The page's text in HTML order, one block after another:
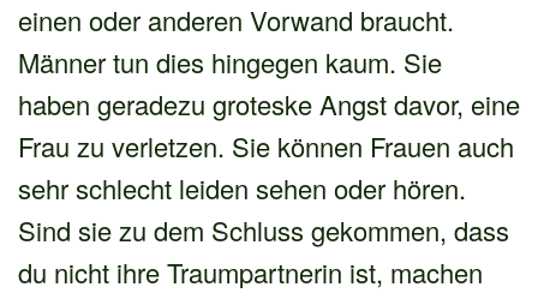
einen oder anderen Vorwand braucht.
Männer tun dies hingegen kaum. Sie
haben geradezu groteske Angst davor, eine
Frau zu verletzen. Sie können Frauen auch
sehr schlecht leiden sehen oder hören.
Sind sie zu dem Schluss gekommen, dass
du nicht ihre Traumpartnerin ist, machen